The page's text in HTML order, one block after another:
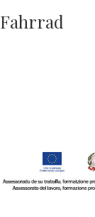
Fahrrad